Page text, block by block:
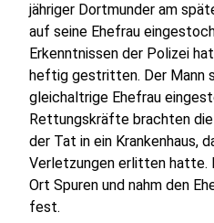
jähriger Dortmunder am
auf seine Ehefrau
Erkenntnissen der Polizei
heftig gestritten. Der Mann
gleichaltrige Ehefrau
Rettungskräfte brachten
der Tat in ein Krankenhaus,
Verletzungen erlitten hatte.
Ort Spuren und nahm den
fest.